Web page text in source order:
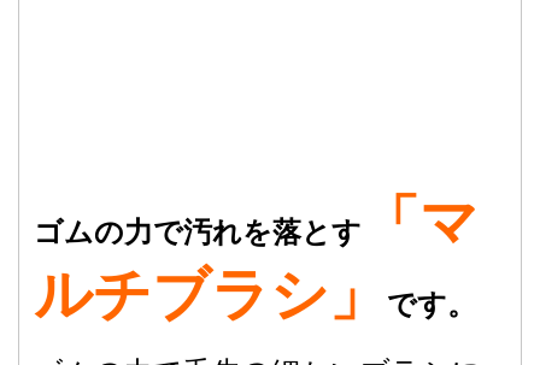
ゴムの力で汚れを落とす
「マ
ルチブラシ」
です。